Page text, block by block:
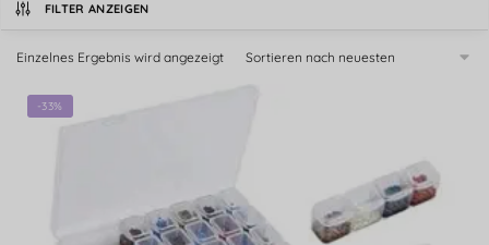
FILTER ANZEIGEN
Einzelnes Ergebnis wird angezeigt
-33%